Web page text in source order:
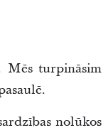
Mēs turpināsim
nolūkos